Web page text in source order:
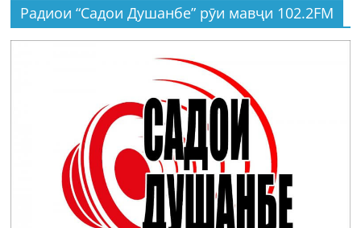
Радиои “Садои Душанбе” рӯи мавҷи 102.2FM